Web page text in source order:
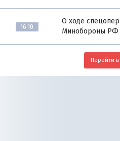
16:10
О ходе
Минобороны РФ
Перейти в